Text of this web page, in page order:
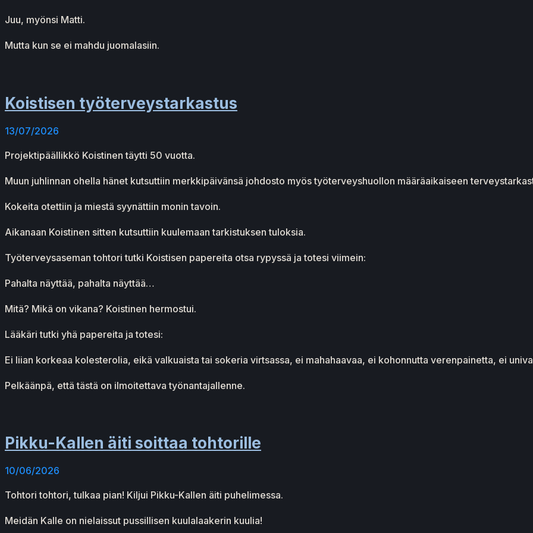
Juu, myönsi Matti.
Mutta kun se ei mahdu juomalasiin.
Koistisen työterveystarkastus
13/07/2026
Projektipäällikkö Koistinen täytti 50 vuotta.
Muun juhlinnan ohella hänet kutsuttiin merkkipäivänsä johdosto myös työterveyshuollon määräaikaiseen
Kokeita otettiin ja miestä syynättiin monin tavoin.
Aikanaan Koistinen sitten kutsuttiin kuulemaan tarkistuksen tuloksia.
Työterveysaseman tohtori tutki Koistisen papereita otsa rypyssä ja totesi viimein:
Pahalta näyttää, pahalta näyttää…
Mitä? Mikä on vikana? Koistinen hermostui.
Lääkäri tutki yhä papereita ja totesi:
Ei liian korkeaa kolesterolia, eikä valkuaista tai sokeria virtsassa, ei mahahaavaa, ei kohonnutta verenpainetta, ei
Pelkäänpä, että tästä on ilmoitettava työnantajallenne.
Pikku-Kallen äiti soittaa tohtorille
10/06/2026
Tohtori tohtori, tulkaa pian! Kiljui Pikku-Kallen äiti puhelimessa.
Meidän Kalle on nielaissut pussillisen kuulalaakerin kuulia!